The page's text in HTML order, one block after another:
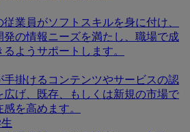
従業員がソフトスキルを身に付け、
発の情報ニーズを満たし、職場で成
るようサポートします。
手掛けるコンテンツやサービスの認
広げ、既存、もしくは新規の市場で
を高めます。